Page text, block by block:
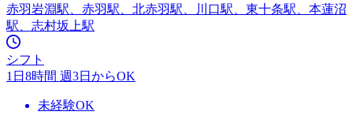
赤羽岩淵駅、赤羽駅、北赤羽駅、川口駅、東十条駅、本蓮沼
駅、志村坂上駅
シフト
1日8時間 週3日からOK
未経験OK